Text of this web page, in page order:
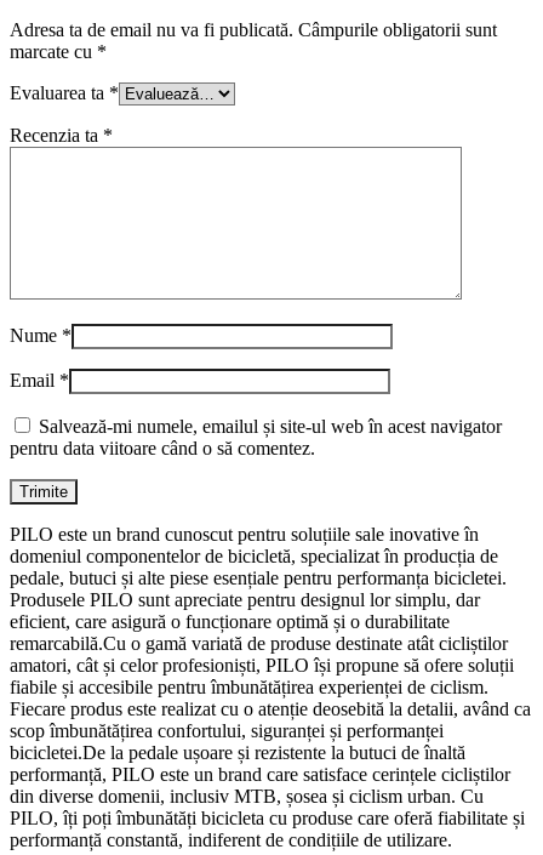
Adresa ta de email nu va fi publicată. Câmpurile obligatorii sunt
marcate cu *
Evaluarea ta *
Recenzia ta *
Nume *
Email *
Salvează-mi numele, emailul și site-ul web în acest navigator
pentru data viitoare când o să comentez.
PILO este un brand cunoscut pentru soluțiile sale inovative în
domeniul componentelor de bicicletă, specializat în producția de
pedale, butuci și alte piese esențiale pentru performanța bicicletei.
Produsele PILO sunt apreciate pentru designul lor simplu, dar
eficient, care asigură o funcționare optimă și o durabilitate
remarcabilă.Cu o gamă variată de produse destinate atât cicliștilor
amatori, cât și celor profesioniști, PILO își propune să ofere soluții
fiabile și accesibile pentru îmbunătățirea experienței de ciclism.
Fiecare produs este realizat cu o atenție deosebită la detalii, având ca
scop îmbunătățirea confortului, siguranței și performanței
bicicletei.De la pedale ușoare și rezistente la butuci de înaltă
performanță, PILO este un brand care satisface cerințele cicliștilor
din diverse domenii, inclusiv MTB, șosea și ciclism urban. Cu
PILO, îți poți îmbunătăți bicicleta cu produse care oferă fiabilitate și
performanță constantă, indiferent de condițiile de utilizare.